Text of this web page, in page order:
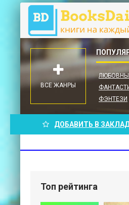
ФЭНТЕЗИ
ВСЕ ЖАНРЫ
ДОБАВИТЬ В
Топ рейтинга